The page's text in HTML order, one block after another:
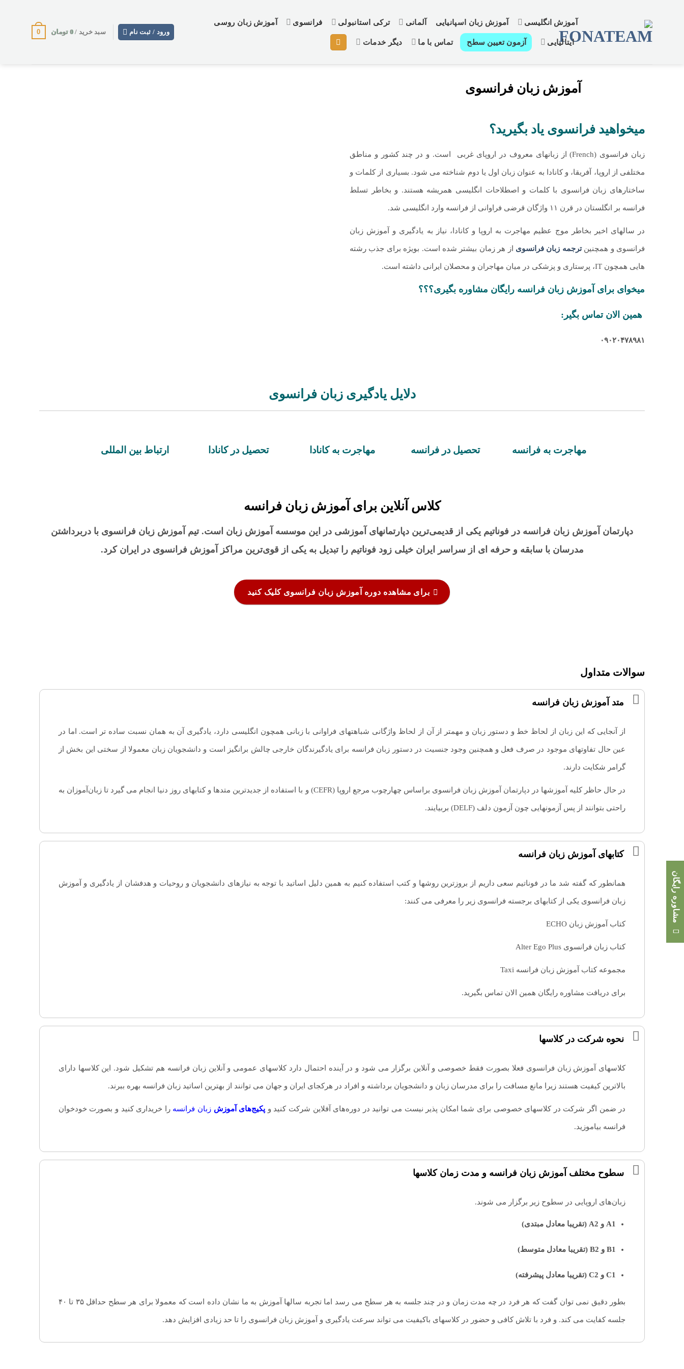
آموزش انگلیسی آموزش زبان اسپانیایی آلمانی ترکی استانبولی فرانسوی آموزش زبان روسی
ایتالیایی آزمون تعیین سطح تماس با ما دیگر خدمات
ورود / ثبت نام سبد خرید /0 تومان 0
آموزش زبان فرانسوی
میخواهید فرانسوی یاد بگیرید؟
زبان فرانسوی (French) از زبانهای معروف در اروپای غربی است. و در چند کشور و مناطق
مختلفی از اروپا، آفریقا، و کانادا به عنوان زبان اول یا دوم شناخته می شود. بسیاری از کلمات و
ساختارهای زبان فرانسوی با کلمات و اصطلاحات انگلیسی همریشه هستند. و بخاطر تسلط
فرانسه بر انگلستان در قرن ۱۱ واژگان قرضی فراوانی از فرانسه وارد انگلیسی شد.
در سالهای اخیر بخاطر موج عظیم مهاجرت به اروپا و کانادا، نیاز به یادگیری و آموزش زبان
فرانسوی و همچنینترجمه زبان فرانسوی از هر زمان بیشتر شده است. بویژه برای جذب رشته
هایی همچون IT، پرستاری و پزشکی در میان مهاجران و محصلان ایرانی داشته است.
میخوای برای آموزش زبان فرانسه رایگان مشاوره بگیری؟؟؟
همین الان تماس بگیر:
۰۹۰۲۰۴۷۸۹۸۱
دلایل یادگیری زبان فرانسوی
مهاجرت به فرانسه تحصیل در فرانسه مهاجرت به کانادا تحصیل در کانادا ارتباط بین المللی
کلاس آنلاین برای آموزش زبان فرانسه
دپارتمان آموزش زبان فرانسه در فوناتیم یکی از قدیمی‌ترین دپارتمانهای آموزشی در این موسسه آموزش زبان است. تیم آموزش زبان فرانسوی با دربرداشتن
مدرسان با سابقه و حرفه ای از سراسر ایران خیلی زود فوناتیم را تبدیل به یکی از قوی‌ترین مراکز آموزش فرانسوی در ایران کرد.
برای مشاهده دوره آموزش زبان فرانسوی کلیک کنید
سوالات متداول
متد آموزش زبان فرانسه
از آنجایی که این زبان از لحاظ خط و دستور زبان و مهمتر از آن از لحاظ واژگانی شباهتهای فراوانی با زبانی همچون انگلیسی دارد، یادگیری آن به همان نسبت ساده تر است. اما در
عین حال تفاوتهای موجود در صرف فعل و همچنین وجود جنسیت در دستور زبان فرانسه برای یادگیرندگان خارجی چالش برانگیز است و دانشجویان زبان معمولا از سختی این بخش از
گرامر شکایت دارند.
در حال حاظر کلیه آموزشها در دپارتمان آموزش زبان فرانسوی براساس چهارچوب مرجع اروپا (CEFR) و با استفاده از جدیدترین متدها و کتابهای روز دنیا انجام می گیرد تا زبان‌آموزان به
راحتی بتوانند از پس آزمونهایی چون آزمون دلف (DELF) بربیایند.
کتابهای آموزش زبان فرانسه
همانطور که گفته شد ما در فوناتیم سعی داریم از بروزترین روشها و کتب استفاده کنیم به همین دلیل اساتید با توجه به نیازهای دانشجویان و روحیات و هدفشان از یادگیری و آموزش
زبان فرانسوی یکی از کتابهای برجسته فرانسوی زیر را معرفی می کنند:
کتاب آموزش زبان ECHO
کتاب زبان فرانسوی Alter Ego Plus
مجموعه کتاب آموزش زبان فرانسه Taxi
برای دریافت مشاوره رایگان همین الان تماس بگیرید.
نحوه شرکت در کلاسها
کلاسهای آموزش زبان فرانسوی فعلا بصورت فقط خصوصی و آنلاین برگزار می شود و در آینده احتمال دارد کلاسهای عمومی و آنلاین زبان فرانسه هم تشکیل شود. این کلاسها دارای
بالاترین کیفیت هستند زیرا مانع مسافت را برای مدرسان زبان و دانشجویان برداشته و افراد در هرکجای ایران و جهان می توانند از بهترین اساتید زبان فرانسه بهره ببرند.
در ضمن اگر شرکت در کلاسهای خصوصی برای شما امکان پذیر نیست می توانید در دوره‌های آفلاین شرکت کنید و پکیج‌های آموزش زبان فرانسه را خریداری کنید و بصورت خودخوان
فرانسه بیاموزید.
سطوح مختلف آموزش زبان فرانسه و مدت زمان کلاسها
زبان‌های اروپایی در سطوح زیر برگزار می شوند.
A1 و A2 (تقریبا معادل مبتدی)
B1 و B2 (تقریبا معادل متوسط)
C1 و C2 (تقریبا معادل پیشرفته)
بطور دقیق نمی توان گفت که هر فرد در چه مدت زمان و در چند جلسه به هر سطح می رسد اما تجربه سالها آموزش به ما نشان داده است که معمولا برای هر سطح حداقل ۳۵ تا ۴۰
جلسه کفایت می کند. و فرد با تلاش کافی و حضور در کلاسهای باکیفیت می تواند سرعت یادگیری و آموزش زبان فرانسوی را تا حد زیادی افزایش دهد.
مشاوره رایگان